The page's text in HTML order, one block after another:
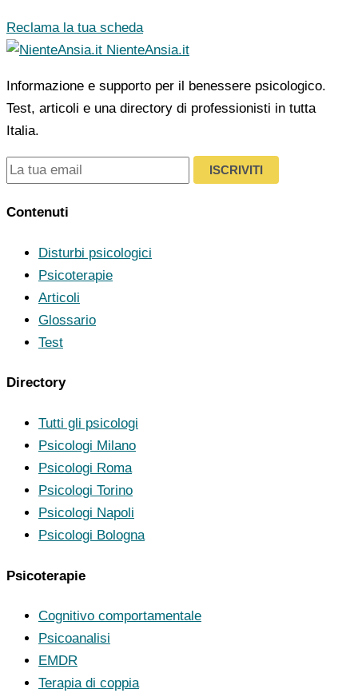
Reclama la tua scheda
NienteAnsia.it
Informazione e supporto per il benessere psicologico.
Test, articoli e una directory di professionisti in tutta
Italia.
ISCRIVITI
Contenuti
Disturbi psicologici
Psicoterapie
Articoli
Glossario
Test
Directory
Tutti gli psicologi
Psicologi Milano
Psicologi Roma
Psicologi Torino
Psicologi Napoli
Psicologi Bologna
Psicoterapie
Cognitivo comportamentale
Psicoanalisi
EMDR
Terapia di coppia